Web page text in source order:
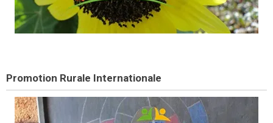
Promotion Rurale Internationale